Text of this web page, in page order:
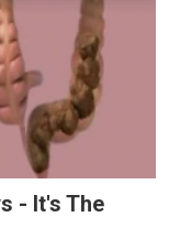
- It's The